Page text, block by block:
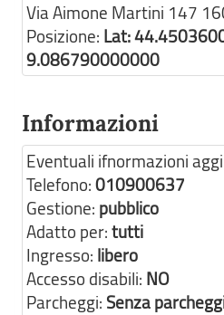
Via Aimone Martini 147
Posizione: Lat:
9.086790000000
Informazioni
Eventuali ifnormazioni
Telefono:010900637
Gestione: pubblico
Adatto per:tutti
Ingresso: libero
Accesso disabili: NO
Parcheggi: Senza